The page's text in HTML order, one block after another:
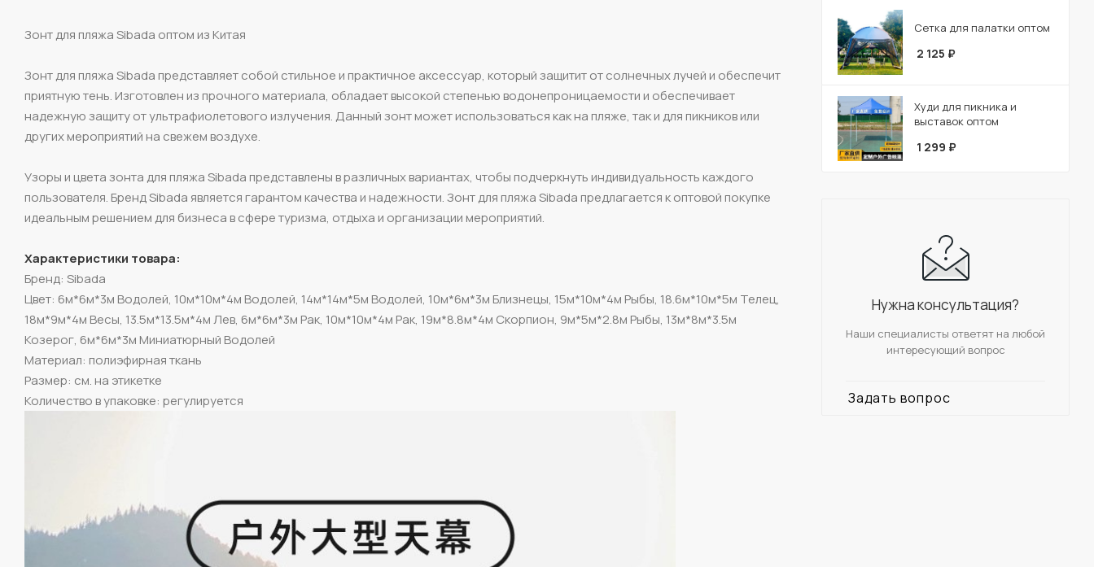
Зонт для пляжа Sibada оптом из Китая
Зонт для пляжа Sibada представляет собой стильное и практичное аксессуар, который защитит от солнечных лучей и обеспечит
приятную тень. Изготовлен из прочного материала, обладает высокой степенью водонепроницаемости и обеспечивает
надежную защиту от ультрафиолетового излучения. Данный зонт может использоваться как на пляже, так и для пикников или
других мероприятий на свежем воздухе.
Узоры и цвета зонта для пляжа Sibada представлены в различных вариантах, чтобы подчеркнуть индивидуальность каждого
пользователя. Бренд Sibada является гарантом качества и надежности. Зонт для пляжа Sibada предлагается к оптовой покупке
идеальным решением для бизнеса в сфере туризма, отдыха и организации мероприятий.
Характеристики товара:
Бренд: Sibada
Цвет: 6м*6м*3м Водолей, 10м*10м*4м Водолей, 14м*14м*5м Водолей, 10м*6м*3м Близнецы, 15м*10м*4м Рыбы, 18.6м*10м*5м Телец,
18м*9м*4м Весы, 13.5м*13.5м*4м Лев, 6м*6м*3м Рак, 10м*10м*4м Рак, 19м*8.8м*4м Скорпион, 9м*5м*2.8м Рыбы, 13м*8м*3.5м
Козерог, 6м*6м*3м Миниатюрный Водолей
Материал: полиэфирная ткань
Размер: см. на этикетке
Количество в упаковке: регулируется
Сетка для палатки оптом
2 125 ₽
Худи для пикника и
выставок оптом
1 299 ₽
Нужна консультация?
Наши специалисты ответят на любой
интересующий вопрос
Задать вопрос